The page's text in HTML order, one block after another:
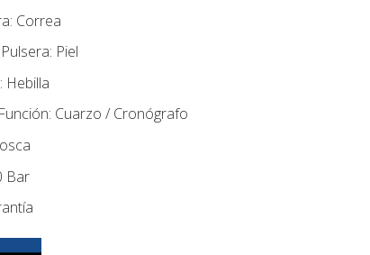
Correa
Piel
Hebilla
Cuarzo / Cronógrafo
Bar